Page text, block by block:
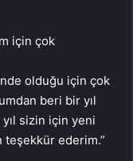
için çok
olduğu için çok
beri bir yıl
sizin için yeni
teşekkür ederim.”